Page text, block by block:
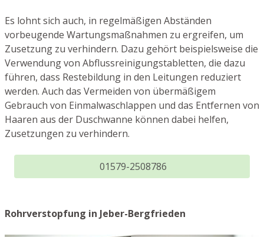
Es lohnt sich auch, in regelmäßigen Abständen
vorbeugende Wartungsmaßnahmen zu ergreifen, um
Zusetzung zu verhindern. Dazu gehört beispielsweise die
Verwendung von Abflussreinigungstabletten, die dazu
führen, dass Restebildung in den Leitungen reduziert
werden. Auch das Vermeiden von übermäßigem
Gebrauch von Einmalwaschlappen und das Entfernen von
Haaren aus der Duschwanne können dabei helfen,
Zusetzungen zu verhindern.
01579-2508786
Rohrverstopfung in Jeber-Bergfrieden